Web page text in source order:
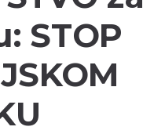
STOP